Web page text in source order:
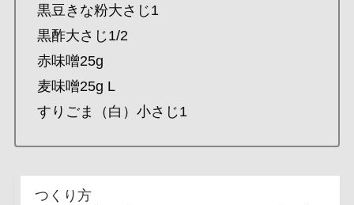
黒豆きな粉大さじ1
黒酢大さじ1/2
赤味噌25g
麦味噌25g L
すりごま（白）小さじ1
つくり方